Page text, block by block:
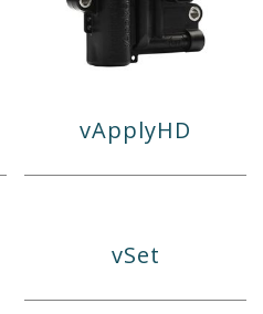
vApplyHD
vSet